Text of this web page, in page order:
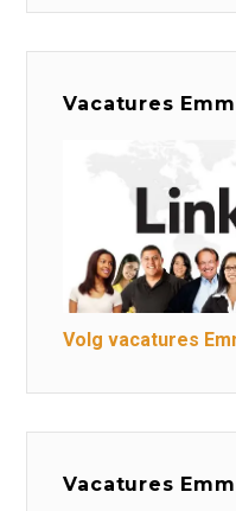
Vacatures
Volg vacatures
Vacatures